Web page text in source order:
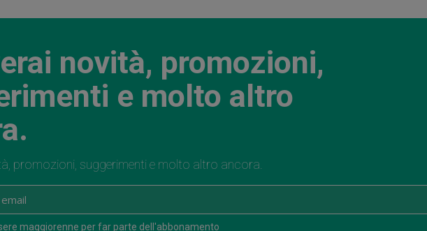
novità, promozioni,
e molto altro
promozioni, suggerimenti e molto altro ancora.
maggiorenne per far parte dell'abbonamento